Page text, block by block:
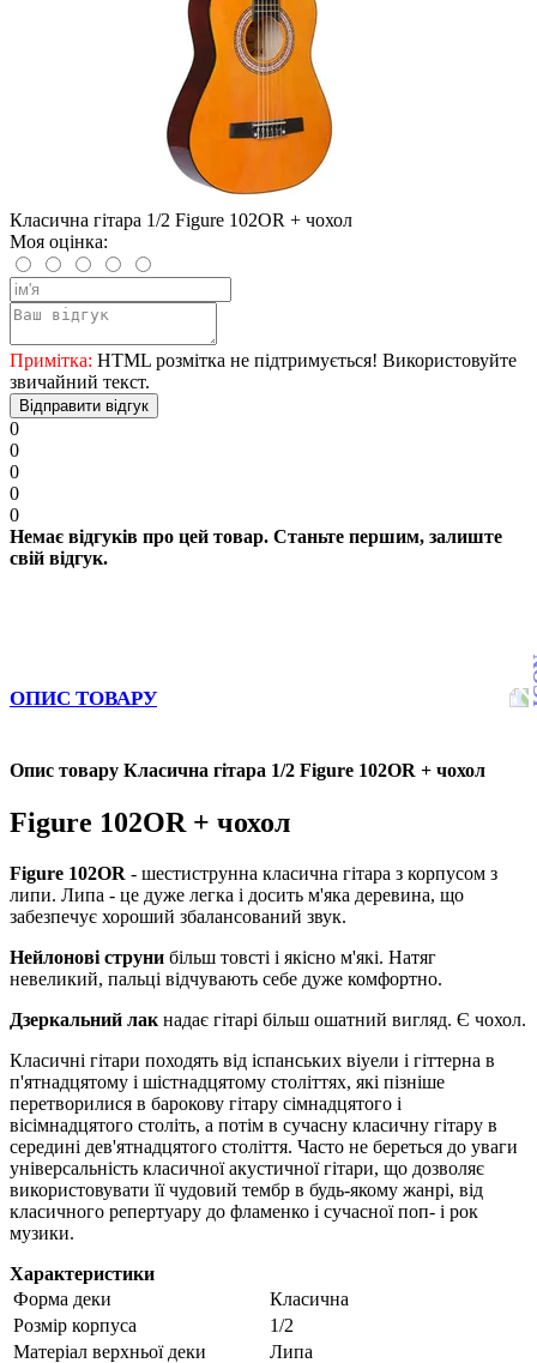
Класична гітара 1/2 Figure 102OR + чохол
Моя оцінка:
Примітка: HTML розмітка не підтримується! Використовуйте
звичайний текст.
Відправити відгук
0
0
0
0
0
Немає відгуків про цей товар. Станьте першим, залиште
свій відгук.
ОПИС ТОВАРУ
Опис товару Класична гітара 1/2 Figure 102OR + чохол
Figure 102OR + чохол
Figure 102OR - шестиструнна класична гітара з корпусом з
липи. Липа - це дуже легка і досить м'яка деревина, що
забезпечує хороший збалансований звук.
Нейлонові струни більш товсті і якісно м'які. Натяг
невеликий, пальці відчувають себе дуже комфортно.
Дзеркальний лак надає гітарі більш ошатний вигляд. Є чохол.
Класичні гітари походять від іспанських віуели і гіттерна в
п'ятнадцятому і шістнадцятому століттях, які пізніше
перетворилися в барокову гітару сімнадцятого і
вісімнадцятого століть, а потім в сучасну класичну гітару в
середині дев'ятнадцятого століття. Часто не береться до уваги
універсальність класичної акустичної гітари, що дозволяє
використовувати її чудовий тембр в будь-якому жанрі, від
класичного репертуару до фламенко і сучасної поп- і рок
музики.
Характеристики
Форма деки
Класична
Розмір корпуса
1/2
Матеріал верхньої деки
Липа